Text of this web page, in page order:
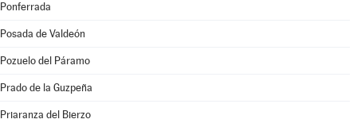
Ponferrada
Posada de Valdeón
Pozuelo del Páramo
Prado de la Guzpeña
Priaranza del Bierzo